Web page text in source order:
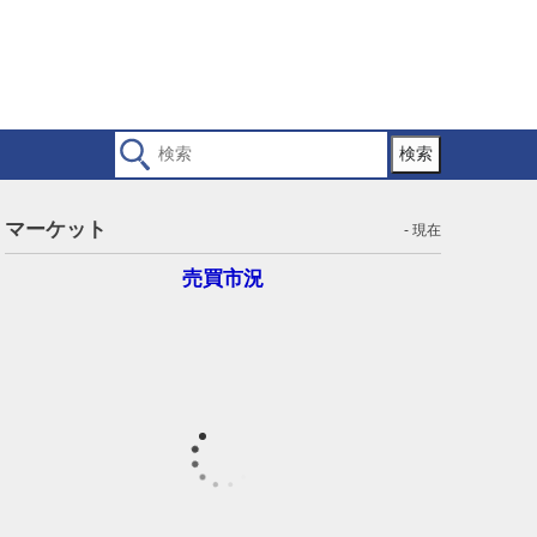
検索
マーケット - 現在
売買市況